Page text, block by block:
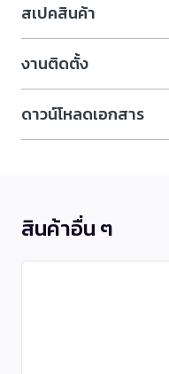
สเปคสินค้า
งานติดตั้ง
ดาวน์โหลดเอกสาร
สินค้าอื่น ๆ